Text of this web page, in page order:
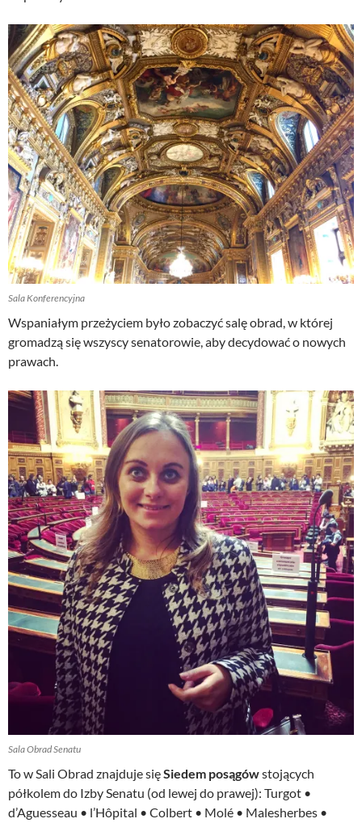
Sala Konferencyjna
Wspaniałym przeżyciem było zobaczyć salę obrad, w której
gromadzą się wszyscy senatorowie, aby decydować o nowych
prawach.
Sala Obrad Senatu
To w Sali Obrad znajduje sięSiedem posągówstojących
półkolem do Izby Senatu (od lewej do prawej): Turgot •
d’Aguesseau • l’Hôpital • Colbert • Molé • Malesherbes •